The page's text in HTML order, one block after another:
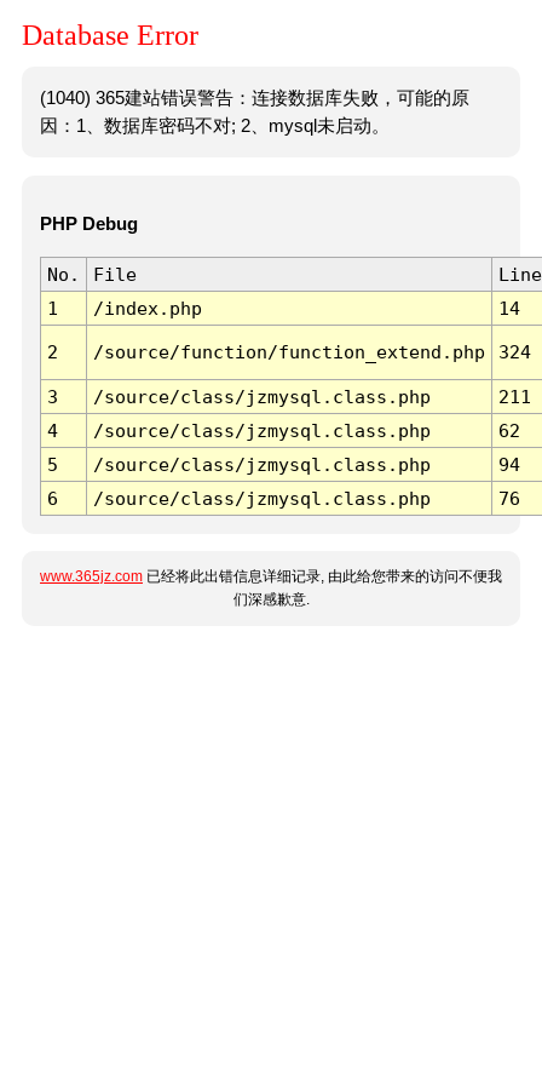
Database Error
(1040) 365建站错误警告：连接数据库失败，可能的原
因：1、数据库密码不对; 2、mysql未启动。
PHP Debug
No. File
Line
1
/index.php 14
2 /source/function/function_extend.php 324
3 /source/class/jzmysql.class.php
211
4
/source/class/jzmysql.class.php
62
5
/source/class/jzmysql.class.php
94
6
/source/class/jzmysql.class.php 76
www.365jz.com 已经将此出错信息详细记录, 由此给您带来的访问不便我
们深感歉意.